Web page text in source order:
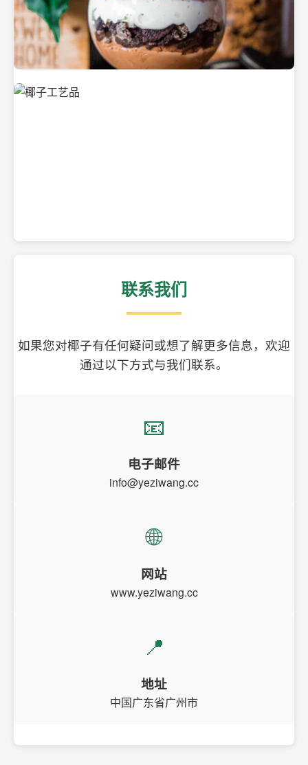
美味的椰子食品
联系我们
如果您对椰子有任何疑问或想了解更多信息，欢迎
通过以下方式与我们联系。
📧
电子邮件
info@yeziwang.cc
🌐
网站
www.yeziwang.cc
📍
地址
中国广东省广州市